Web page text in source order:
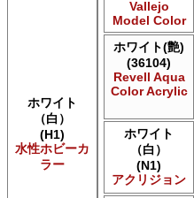
AK INTERACTIVE AK
AK INTERACTIVE 新
ALCLAD II ALCLAD II
Acrylicos Vallejo Vallejo
Acrylicos Vallejo Vallejo
Acrylicos Vallejo Vallejo
Acrylicos Vallejo Vallejo
Acrylicos Vallejo Vallejo
Acrylicos Vallejo Vallejo
Acrylicos Vallejo Vallejo
Acrylicos Vallejo Vallejo
ホワイト
（白）
(H1)
水性ホビーカ
ラー
Vallejo
Model Color
ホワイト(艶)
(36104)
Revell Aqua
Color Acrylic
ホワイト
（白）
(N1)
アクリジョン